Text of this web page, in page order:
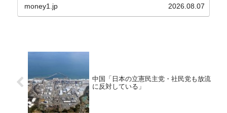
ウル市全域への「猛暑重大警報」が発令され...
money1.jp 2026.08.07
中国「日本の立憲民主党・社民党も放流
に反対している」